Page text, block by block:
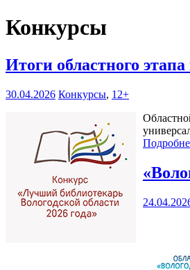
Конкурсы
Итоги областного
30.04.2026 Конкурсы, 12+